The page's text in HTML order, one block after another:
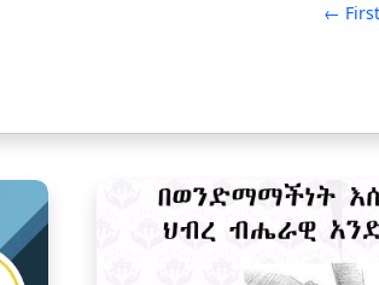
← First